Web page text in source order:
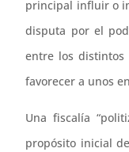
principal influir o
disputa por el
entre los
favorecer a unos
Una fiscalía
propósito inicial